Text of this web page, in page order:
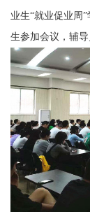
业生“就业促业周
生参加会议，辅导